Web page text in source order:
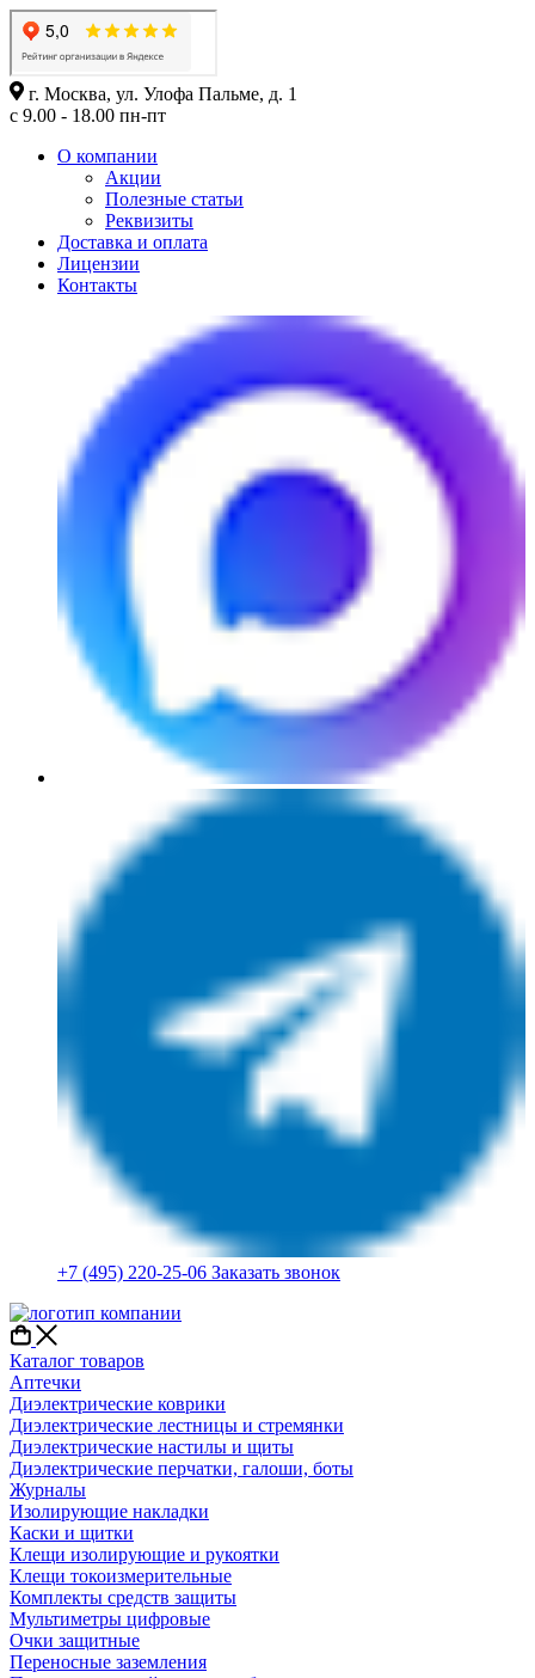
г. Москва, ул. Улофа Пальме, д. 1
с 9.00 - 18.00 пн-пт
О компании
Акции
Полезные статьи
Реквизиты
Доставка и оплата
Лицензии
Контакты
+7 (495) 220-25-06 Заказать звонок
Каталог товаров
Аптечки
Диэлектрические коврики
Диэлектрические лестницы и стремянки
Диэлектрические настилы и щиты
Диэлектрические перчатки, галоши, боты
Журналы
Изолирующие накладки
Каски и щитки
Клещи изолирующие и рукоятки
Клещи токоизмерительные
Комплекты средств защиты
Мультиметры цифровые
Очки защитные
Переносные заземления